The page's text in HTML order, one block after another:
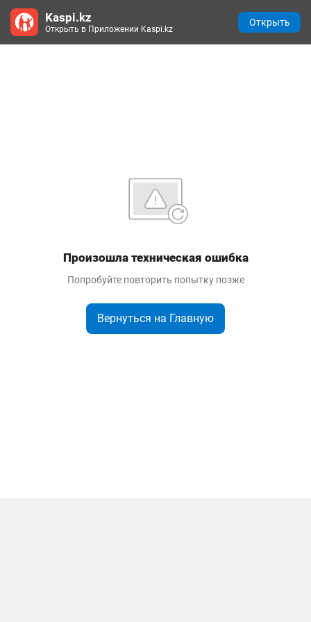
Произошла техническая ошибка
Попробуйте повторить попытку позже
Вернуться на Главную
Kaspi.kz
Открыть в Приложении Kaspi.kz
Открыть